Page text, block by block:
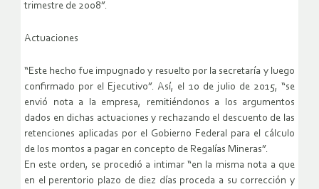
trimestre de 2008”.
Actuaciones
“Este hecho fue impugnado y resuelto por la secretaría y luego
confirmado por el Ejecutivo”. Así, el 10 de julio de 2015, “se
envió nota a la empresa, remitiéndonos a los argumentos
dados en dichas actuaciones y rechazando el descuento de las
retenciones aplicadas por el Gobierno Federal para el cálculo
de los montos a pagar en concepto de Regalías Mineras”.
En este orden, se procedió a intimar “en la misma nota a que
en el perentorio plazo de diez días proceda a su corrección y